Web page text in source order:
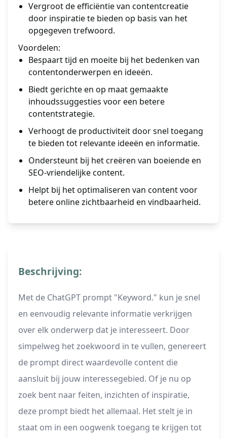
Vergroot de efficiëntie van contentcreatie
door inspiratie te bieden op basis van het
opgegeven trefwoord.
Voordelen:
Bespaart tijd en moeite bij het bedenken van
contentonderwerpen en ideeën.
Biedt gerichte en op maat gemaakte
inhoudssuggesties voor een betere
contentstrategie.
Verhoogt de productiviteit door snel toegang
te bieden tot relevante ideeën en informatie.
Ondersteunt bij het creëren van boeiende en
SEO-vriendelijke content.
Helpt bij het optimaliseren van content voor
betere online zichtbaarheid en vindbaarheid.
Beschrijving:
Met de ChatGPT prompt "Keyword." kun je snel
en eenvoudig relevante informatie verkrijgen
over elk onderwerp dat je interesseert. Door
simpelweg het zoekwoord in te vullen, genereert
de prompt direct waardevolle content die
aansluit bij jouw interessegebied. Of je nu op
zoek bent naar feiten, inzichten of inspiratie,
deze prompt biedt het allemaal. Het stelt je in
staat om in een oogwenk toegang te krijgen tot